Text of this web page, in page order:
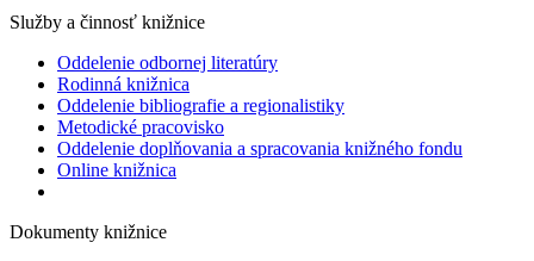
Služby a činnosť knižnice
Oddelenie odbornej literatúry
Rodinná knižnica
Oddelenie bibliografie a regionalistiky
Metodické pracovisko
Oddelenie doplňovania a spracovania knižného fondu
Online knižnica
Dokumenty knižnice